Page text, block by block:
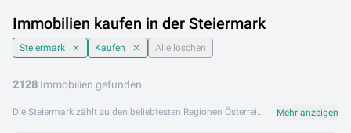
Immobilien kaufen in der Steiermark
Steiermark Kaufen Alle löschen
2128 Immobilien gefunden
Die Steiermark zählt zu den beliebtesten Regionen Österreichs, wenn es darum geht, Immobilien zu kaufen. Ob im urbanen Graz, im idyllischen Murtal oder in den grünen Hügeln der Südsteiermark – die Vielfalt der verfügbaren Objekte ist bemerkenswert. Wer Immobilien in der Steiermark kaufen möchte, findet hier sowohl charmante Landhäuser als auch moderne Eigentumswohnungen und attraktive Grundstücke für den Neubau. Bei der Suche empfiehlt es sich, zunächst das gewünschte Gebiet einzugrenzen. Die Steiermark bietet sehr unterschiedliche Lebensräume: Städtisches Flair in Graz, ruhige Wohngegenden in der Umgebung von Leoben oder Knittelfeld sowie naturnahe Lagen im steirischen Ennstal. Nutzen Sie die Filteroptionen, um gezielt nach Objekttyp, Größe und Lage zu suchen. Auf dieser Seite finden Sie aktuell 2128 Inserate von Eigentümern und Maklern aus der gesamten Steiermark. So erhalten Sie einen umfassenden Überblick über den regionalen Immobilienmarkt. Beachten Sie beim Kauf eines Objekts wichtige Aspekte wie Infrastruktur, Verkehrsanbindung und die Qualität der Bausubstanz. Ein unabhängiger Sachverständiger kann vor dem Kauf wertvolle Hinweise liefern. Ob Erstkäufer oder erfahrener Investor – wer Immobilien kaufen in der Steiermark plant, ist hier gut aufgehoben. Stöbern Sie durch die aktuellen Angebote und kontaktieren Sie Anbieter direkt über die jeweilige Detailseite. Mehr anzeigen